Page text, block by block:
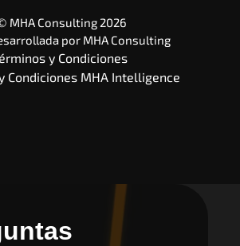
MHA Consulting 2026
por MHA Consulting
Condiciones MHA Intelligence
y Condiciones